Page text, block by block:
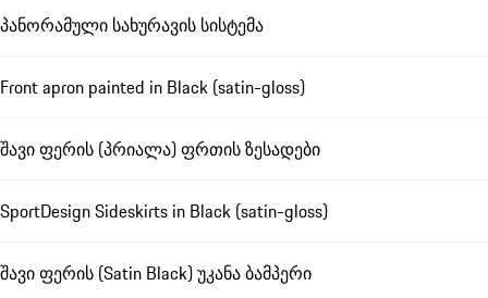
პანორამული სახურავის სისტემა
Front apron painted in Black (satin-gloss)
შავი ფერის (პრიალა) ფრთის ზესადები
SportDesign Sideskirts in Black (satin-gloss)
შავი ფერის (Satin Black) უკანა ბამპერი